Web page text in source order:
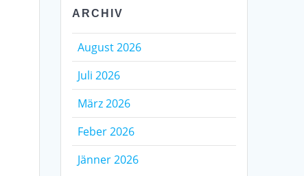
ARCHIV
August 2026
Juli 2026
März 2026
Feber 2026
Jänner 2026